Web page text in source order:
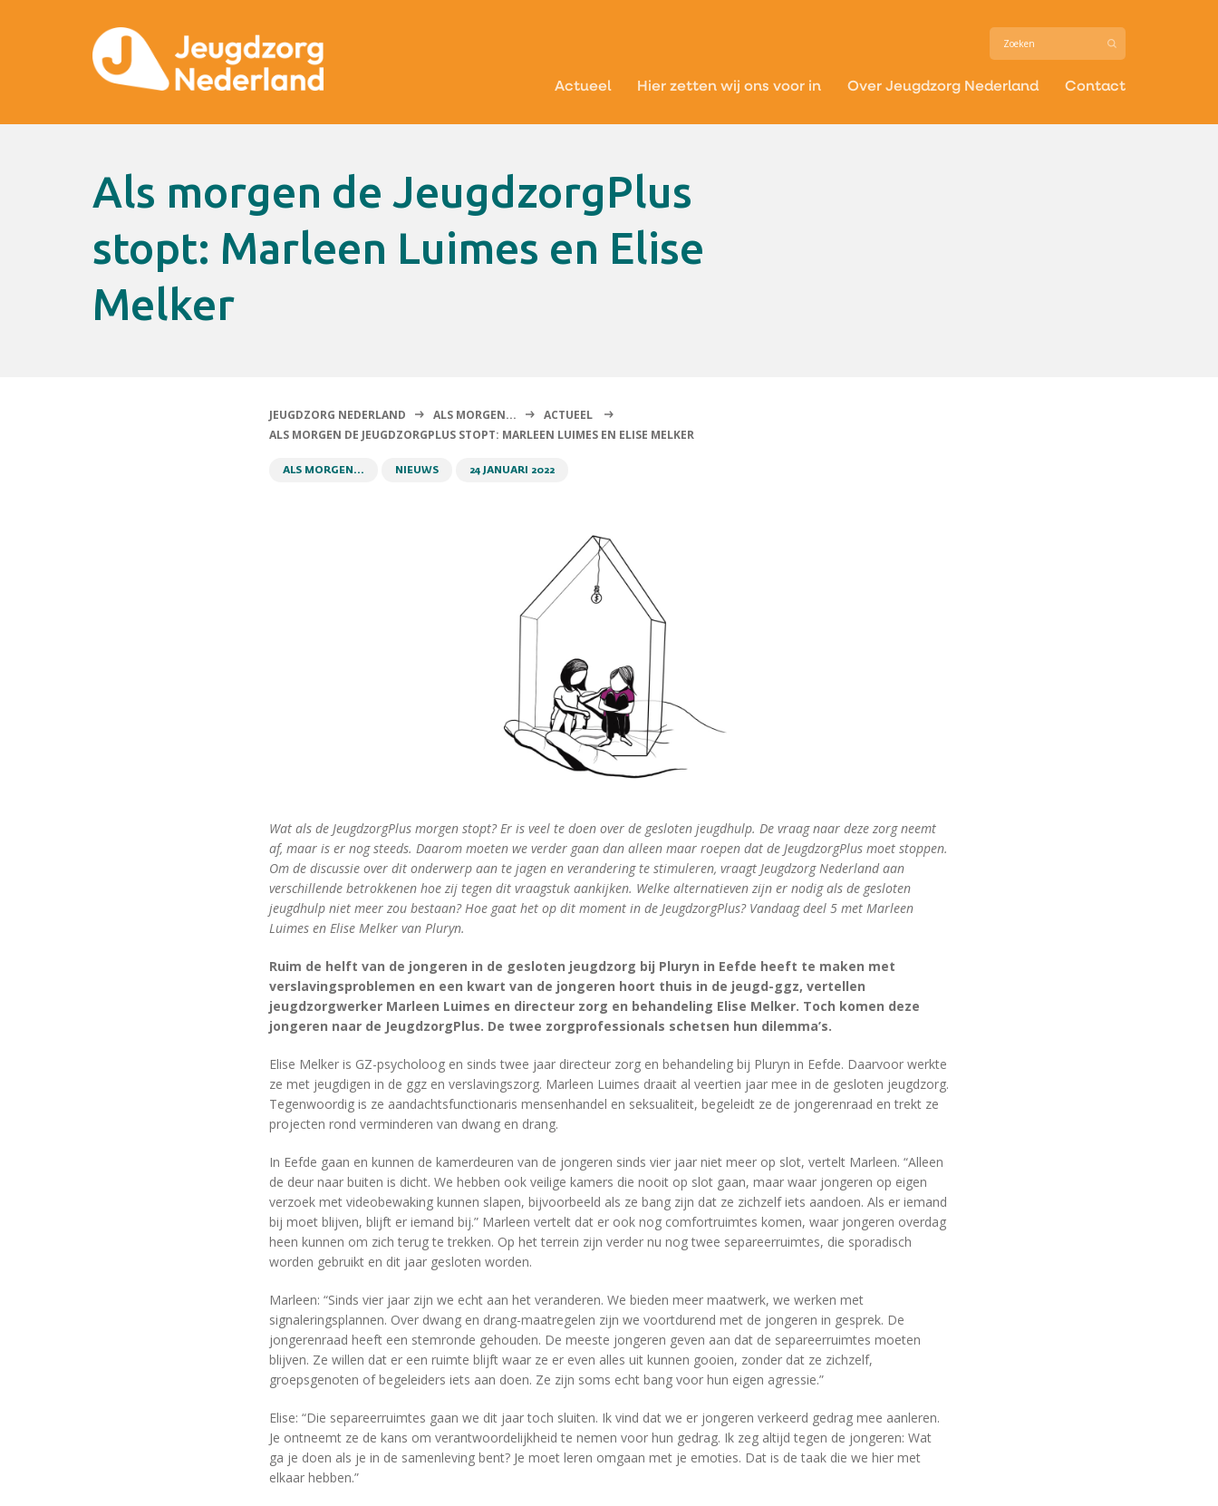
Actueel Hier zetten wij ons voor in Over Jeugdzorg Nederland Contact
Als morgen de JeugdzorgPlus
stopt: Marleen Luimes en Elise
Melker
JEUGDZORG NEDERLAND ALS MORGEN...
ACTUEEL
ALS MORGEN DE JEUGDZORGPLUS STOPT: MARLEEN LUIMES EN ELISE MELKER
ALS MORGEN... NIEUWS 24 JANUARI 2022
Wat als de JeugdzorgPlus morgen stopt? Er is veel te doen over de gesloten jeugdhulp. De vraag naar deze zorg neemt
af, maar is er nog steeds. Daarom moeten we verder gaan dan alleen maar roepen dat de JeugdzorgPlus moet stoppen.
Om de discussie over dit onderwerp aan te jagen en verandering te stimuleren, vraagt Jeugdzorg Nederland aan
verschillende betrokkenen hoe zij tegen dit vraagstuk aankijken. Welke alternatieven zijn er nodig als de gesloten
jeugdhulp niet meer zou bestaan? Hoe gaat het op dit moment in de JeugdzorgPlus? Vandaag deel 5 met Marleen
Luimes en Elise Melker van Pluryn.
Ruim de helft van de jongeren in de gesloten jeugdzorg bij Pluryn in Eefde heeft te maken met
verslavingsproblemen en een kwart van de jongeren hoort thuis in de jeugd-ggz, vertellen
jeugdzorgwerker Marleen Luimes en directeur zorg en behandeling Elise Melker. Toch komen deze
jongeren naar de JeugdzorgPlus. De twee zorgprofessionals schetsen hun dilemma’s.
Elise Melker is GZ-psycholoog en sinds twee jaar directeur zorg en behandeling bij Pluryn in Eefde. Daarvoor werkte
ze met jeugdigen in de ggz en verslavingszorg. Marleen Luimes draait al veertien jaar mee in de gesloten jeugdzorg.
Tegenwoordig is ze aandachtsfunctionaris mensenhandel en seksualiteit, begeleidt ze de jongerenraad en trekt ze
projecten rond verminderen van dwang en drang.
In Eefde gaan en kunnen de kamerdeuren van de jongeren sinds vier jaar niet meer op slot, vertelt Marleen. “Alleen
de deur naar buiten is dicht. We hebben ook veilige kamers die nooit op slot gaan, maar waar jongeren op eigen
verzoek met videobewaking kunnen slapen, bijvoorbeeld als ze bang zijn dat ze zichzelf iets aandoen. Als er iemand
bij moet blijven, blijft er iemand bij.” Marleen vertelt dat er ook nog comfortruimtes komen, waar jongeren overdag
heen kunnen om zich terug te trekken. Op het terrein zijn verder nu nog twee separeerruimtes, die sporadisch
worden gebruikt en dit jaar gesloten worden.
Marleen: “Sinds vier jaar zijn we echt aan het veranderen. We bieden meer maatwerk, we werken met
signaleringsplannen. Over dwang en drang-maatregelen zijn we voortdurend met de jongeren in gesprek. De
jongerenraad heeft een stemronde gehouden. De meeste jongeren geven aan dat de separeerruimtes moeten
blijven. Ze willen dat er een ruimte blijft waar ze er even alles uit kunnen gooien, zonder dat ze zichzelf,
groepsgenoten of begeleiders iets aan doen. Ze zijn soms echt bang voor hun eigen agressie.”
Elise: “Die separeerruimtes gaan we dit jaar toch sluiten. Ik vind dat we er jongeren verkeerd gedrag mee aanleren.
Je ontneemt ze de kans om verantwoordelijkheid te nemen voor hun gedrag. Ik zeg altijd tegen de jongeren: Wat
ga je doen als je in de samenleving bent? Je moet leren omgaan met je emoties. Dat is de taak die we hier met
elkaar hebben.”